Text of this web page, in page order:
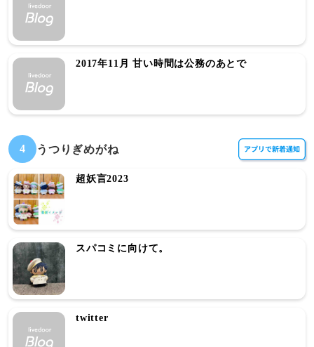
2017年11月 甘い時間は公務のあとで
4 うつりぎめがね
超妖言2023
スパコミに向けて。
twitter